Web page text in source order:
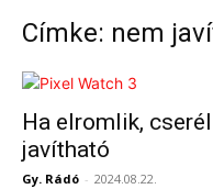
Címke: nem
Ha elromlik,
javítható
Gy. Rádó - 2024.08.22.